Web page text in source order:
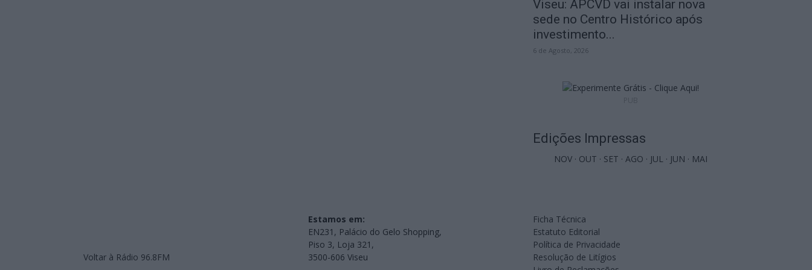
Viseu: APCVD vai instalar nova
sede no Centro Histórico após
investimento...
6 de Agosto, 2026
Edições Impressas
NOV · OUT · SET · AGO · JUL · JUN · MAI
Voltar à Rádio 96.8FM
Estamos em:
EN231, Palácio do Gelo Shopping,
Piso 3, Loja 321,
3500-606 Viseu
Ficha Técnica
Estatuto Editorial
Política de Privacidade
Resolução de Litígios